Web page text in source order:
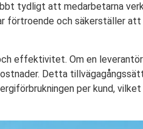
tydligt att medarbetarna
förtroende och säkerställer
effektivitet. Om en
Detta
per kund,